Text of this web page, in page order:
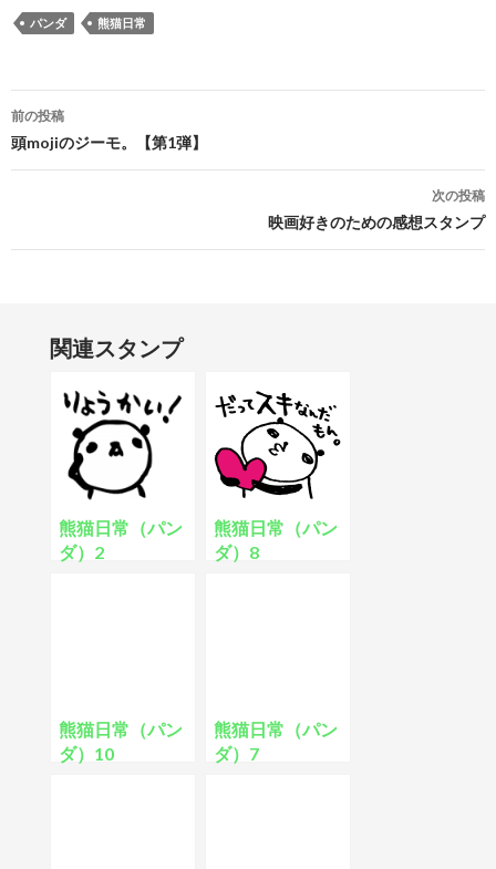
パンダ 熊猫日常
前の投稿
頭mojiのジーモ。【第1弾】
次の投稿
映画好きのための感想スタンプ
関連スタンプ
熊猫日常（パン
ダ）2
熊猫日常（パン
ダ）8
熊猫日常（パン
ダ）10
熊猫日常（パン
ダ）7